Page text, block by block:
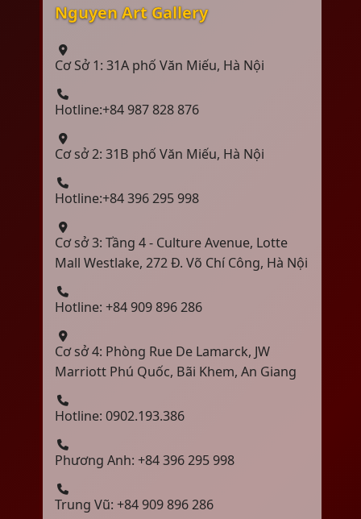
Nguyen Art Gallery
Cơ Sở 1: 31A phố Văn Miếu, Hà Nội
Hotline:+84 987 828 876
Cơ sở 2: 31B phố Văn Miếu, Hà Nội
Hotline:+84 396 295 998
Cơ sở 3: Tầng 4 - Culture Avenue, Lotte
Mall Westlake, 272 Đ. Võ Chí Công, Hà Nội
Hotline: +84 909 896 286
Cơ sở 4: Phòng Rue De Lamarck, JW
Marriott Phú Quốc, Bãi Khem, An Giang
Hotline: 0902.193.386
Phương Anh: +84 396 295 998
Trung Vũ: +84 909 896 286